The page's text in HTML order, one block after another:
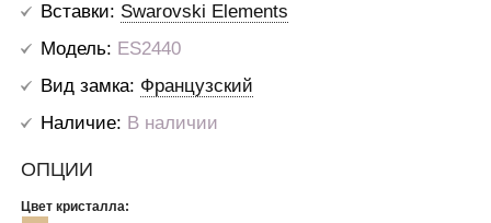
Вставки: Swarovski Elements
Модель: ES2440
Вид замка: Французский
Наличие: В наличии
ОПЦИИ
Цвет кристалла: